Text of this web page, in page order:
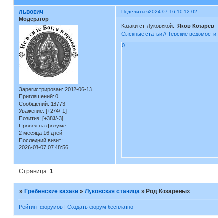
Поделиться2024-07-16 10:12:02
львович
Модератор
Зарегистрирован: 2012-06-13
Приглашений: 0
Сообщений: 18773
Уважение: [+274/-1]
Позитив: [+383/-3]
Провел на форуме:
2 месяца 16 дней
Последний визит:
2026-08-07 07:48:56
Казаки ст. Луковской: Яков Козарев—
Сыскные статьи // Терские
0
Страница: 1
» Гребенские казаки » Луковская станица » Род Козаревых
Рейтинг форумов| Создать форум бесплатно